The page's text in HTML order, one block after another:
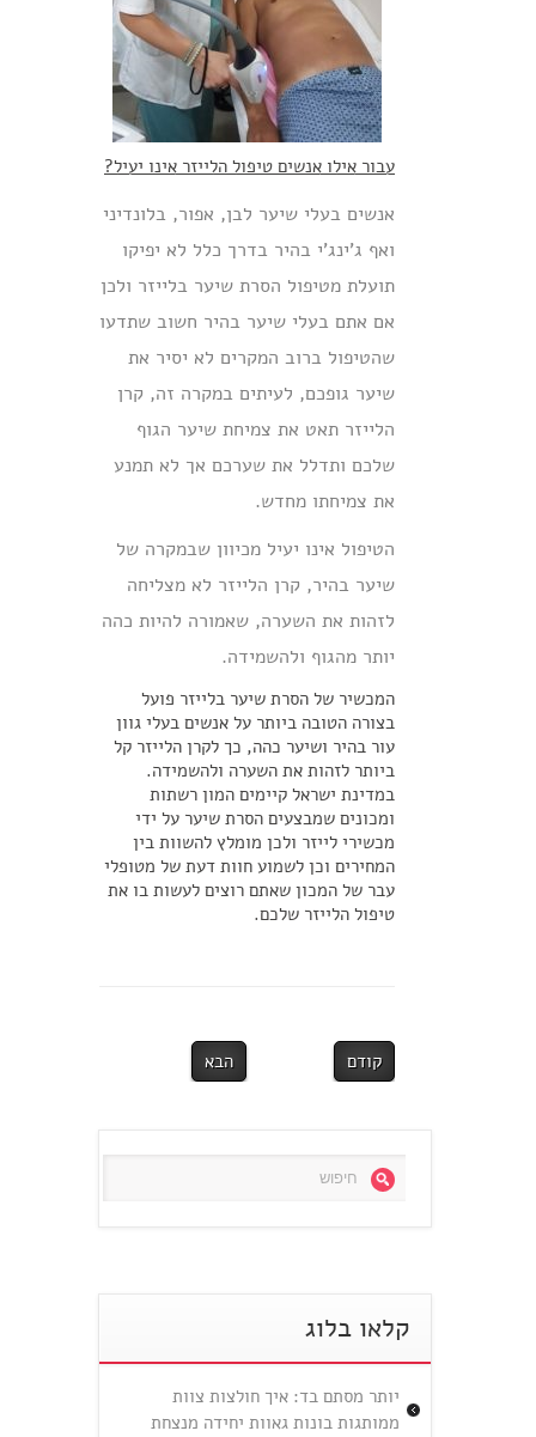
עבור אילו אנשים טיפול הלייזר אינו יעיל?
אנשים בעלי שיער לבן, אפור, בלונדיני
ואף ג'ינג'י בהיר בדרך כלל לא יפיקו
תועלת מטיפול הסרת שיער בלייזר ולכן
אם אתם בעלי שיער בהיר חשוב שתדעו
שהטיפול ברוב המקרים לא יסיר את
שיער גופכם, לעיתים במקרה זה, קרן
הלייזר תאט את צמיחת שיער הגוף
שלכם ותדלל את שערכם אך לא תמנע
את צמיחתו מחדש.
הטיפול אינו יעיל מכיוון שבמקרה של
שיער בהיר, קרן הלייזר לא מצליחה
לזהות את השערה, שאמורה להיות כהה
יותר מהגוף ולהשמידה.
המכשיר של הסרת שיער בלייזר פועל
בצורה הטובה ביותר על אנשים בעלי גוון
עור בהיר ושיער כהה, כך לקרן הלייזר קל
ביותר לזהות את השערה ולהשמידה.
במדינת ישראל קיימים המון רשתות
ומכונים שמבצעים הסרת שיער על ידי
מכשירי לייזר ולכן מומלץ להשוות בין
המחירים וכן לשמוע חוות דעת של מטופלי
עבר של המכון שאתם רוצים לעשות בו את
טיפול הלייזר שלכם.
קודם הבא
קלאו בלוג
יותר מסתם בד: איך חולצות צוות
ממותגות בונות גאוות יחידה מנצחת